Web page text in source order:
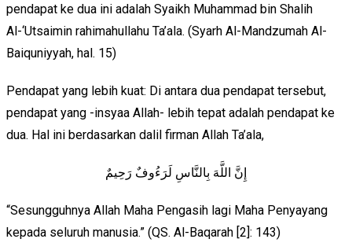
pendapat ke dua ini adalah Syaikh Muhammad bin Shalih
Al-‘Utsaimin rahimahullahu Ta’ala. (Syarh Al-Mandzumah Al-
Baiquniyyah, hal. 15)
Pendapat yang lebih kuat: Di antara dua pendapat tersebut,
pendapat yang -insyaa Allah- lebih tepat adalah pendapat ke
dua. Hal ini berdasarkan dalil firman Allah Ta’ala,
إِنَّ اللَّهَ بِالنَّاسِ لَرَءُوفٌ رَحِيمٌ
“Sesungguhnya Allah Maha Pengasih lagi Maha Penyayang
kepada seluruh manusia.” (QS. Al-Baqarah [2]: 143)